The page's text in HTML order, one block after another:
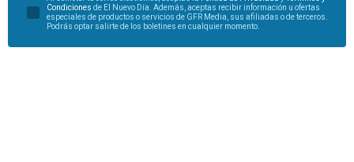
Condiciones de El Nuevo Día. Además, aceptas recibir información u ofertas
especiales de productos o servicios de GFR Media, sus afiliadas o de terceros.
Podrás optar salirte de los boletines en cualquier momento.